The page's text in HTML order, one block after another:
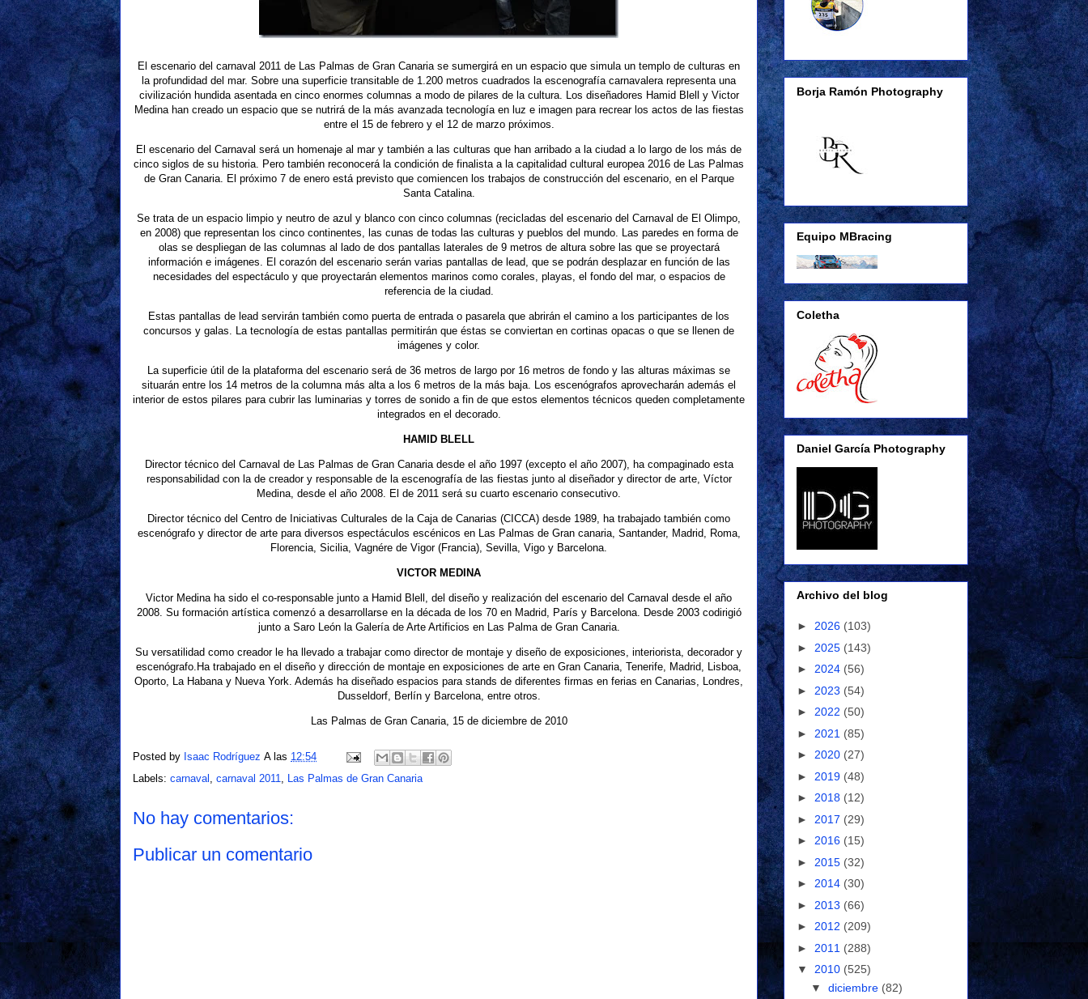
El escenario del carnaval 2011 de Las Palmas de Gran Canaria se sumergirá en un espacio que simula un templo de culturas en
la profundidad del mar. Sobre una superficie transitable de 1.200 metros cuadrados la escenografía carnavalera representa una
civilización hundida asentada en cinco enormes columnas a modo de pilares de la cultura. Los diseñadores Hamid Blell y Victor
Medina han creado un espacio que se nutrirá de la más avanzada tecnología en luz e imagen para recrear los actos de las fiestas
entre el 15 de febrero y el 12 de marzo próximos.
El escenario del Carnaval será un homenaje al mar y también a las culturas que han arribado a la ciudad a lo largo de los más de
cinco siglos de su historia. Pero también reconocerá la condición de finalista a la capitalidad cultural europea 2016 de Las Palmas
de Gran Canaria. El próximo 7 de enero está previsto que comiencen los trabajos de construcción del escenario, en el Parque
Santa Catalina.
Se trata de un espacio limpio y neutro de azul y blanco con cinco columnas (recicladas del escenario del Carnaval de El Olimpo,
en 2008) que representan los cinco continentes, las cunas de todas las culturas y pueblos del mundo. Las paredes en forma de
olas se despliegan de las columnas al lado de dos pantallas laterales de 9 metros de altura sobre las que se proyectará
información e imágenes. El corazón del escenario serán varias pantallas de lead, que se podrán desplazar en función de las
necesidades del espectáculo y que proyectarán elementos marinos como corales, playas, el fondo del mar, o espacios de
referencia de la ciudad.
Estas pantallas de lead servirán también como puerta de entrada o pasarela que abrirán el camino a los participantes de los
concursos y galas. La tecnología de estas pantallas permitirán que éstas se conviertan en cortinas opacas o que se llenen de
imágenes y color.
La superficie útil de la plataforma del escenario será de 36 metros de largo por 16 metros de fondo y las alturas máximas se
situarán entre los 14 metros de la columna más alta a los 6 metros de la más baja. Los escenógrafos aprovecharán además el
interior de estos pilares para cubrir las luminarias y torres de sonido a fin de que estos elementos técnicos queden completamente
integrados en el decorado.
HAMID BLELL
Director técnico del Carnaval de Las Palmas de Gran Canaria desde el año 1997 (excepto el año 2007), ha compaginado esta
responsabilidad con la de creador y responsable de la escenografía de las fiestas junto al diseñador y director de arte, Víctor
Medina, desde el año 2008. El de 2011 será su cuarto escenario consecutivo.
Director técnico del Centro de Iniciativas Culturales de la Caja de Canarias (CICCA) desde 1989, ha trabajado también como
escenógrafo y director de arte para diversos espectáculos escénicos en Las Palmas de Gran canaria, Santander, Madrid, Roma,
Florencia, Sicilia, Vagnére de Vigor (Francia), Sevilla, Vigo y Barcelona.
VICTOR MEDINA
Victor Medina ha sido el co-responsable junto a Hamid Blell, del diseño y realización del escenario del Carnaval desde el año
2008. Su formación artística comenzó a desarrollarse en la década de los 70 en Madrid, París y Barcelona. Desde 2003 codirigió
junto a Saro León la Galería de Arte Artificios en Las Palma de Gran Canaria.
Su versatilidad como creador le ha llevado a trabajar como director de montaje y diseño de exposiciones, interiorista, decorador y
escenógrafo.Ha trabajado en el diseño y dirección de montaje en exposiciones de arte en Gran Canaria, Tenerife, Madrid, Lisboa,
Oporto, La Habana y Nueva York. Además ha diseñado espacios para stands de diferentes firmas en ferias en Canarias, Londres,
Dusseldorf, Berlín y Barcelona, entre otros.
Las Palmas de Gran Canaria, 15 de diciembre de 2010
Posted by Isaac Rodríguez A las 12:54
Labels: carnaval carnaval 2011 Las Palmas de Gran Canaria
No hay comentarios:
Publicar un comentario
Borja Ramón Photography
Equipo MBracing
Coletha
Daniel García Photography
Archivo del blog
► 2026 (103)
► 2025 (143)
► 2024 (56)
► 2023 (54)
► 2022 (50)
► 2021 (85)
► 2020 (27)
► 2019 (48)
► 2018 (12)
► 2017 (29)
► 2016 (15)
► 2015 (32)
► 2014 (30)
► 2013 (66)
► 2012 (209)
► 2011 (288)
▼ 2010 (525)
▼ diciembre (82)